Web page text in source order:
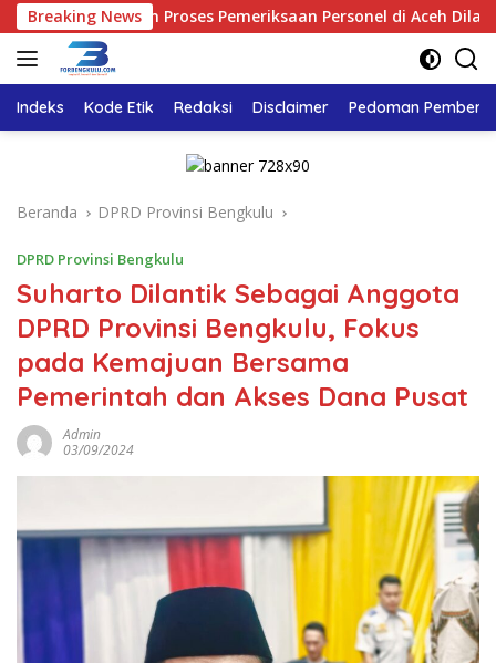
Langsung
ke
konten
Breaking News
Proses Pemeriksaan Personel di Aceh Dilaksanakan
Indeks Kode Etik Redaksi Disclaimer Pedoman
Beranda DPRD Provinsi Bengkulu
DPRD Provinsi Bengkulu
Suharto Dilantik Sebagai Anggota
DPRD Provinsi Bengkulu, Fokus
pada Kemajuan Bersama
Pemerintah dan Akses Dana Pusat
Admin
03/09/2024